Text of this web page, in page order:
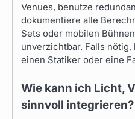
Venues, benutze
dokumentiere alle
Sets oder mobilen
unverzichtbar. Falls
einen Statiker oder eine
Wie kann ich Licht,
sinnvoll integrieren?